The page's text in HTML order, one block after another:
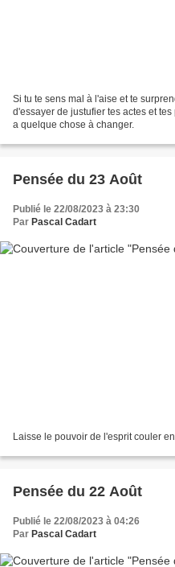
Si tu te sens mal à l'aise et te
d'essayer de justufier tes actes et
a quelque chose à changer.
Pensée du 23 Août
Publié le 22/08/2023 à 23:30
Par Pascal Cadart
Laisse le pouvoir de l'esprit couler
Pensée du 22 Août
Publié le 22/08/2023 à 04:26
Par Pascal Cadart